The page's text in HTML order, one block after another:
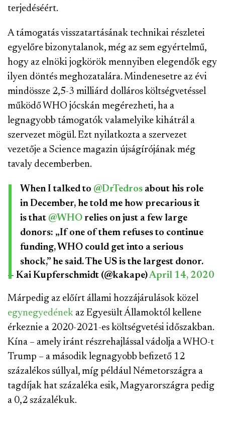
terjedéséért.
A támogatás visszatartásának technikai részletei
egyelőre bizonytalanok, még az sem egyértelmű,
hogy az elnöki jogkörök mennyiben elegendők egy
ilyen döntés meghozatalára. Mindenesetre az évi
mindössze 2,5-3 milliárd dolláros költségvetéssel
működő WHO jócskán megérezheti, ha a
legnagyobb támogatók valamelyike kihátrál a
szervezet mögül. Ezt nyilatkozta a szervezet
vezetője a Science magazin újságírójának még
tavaly decemberben.
When I talked to @DrTedros about his role
in December, he told me how precarious it
is that @WHO relies on just a few large
donors: „If one of them refuses to continue
funding, WHO could get into a serious
shock,” he said. The US is the largest donor.
— Kai Kupferschmidt (@kakape)April 14, 2020
Márpedig az előírt állami hozzájárulások közel
egynegyedének az Egyesült Államoktól kellene
érkeznie a 2020-2021-es költségvetési időszakban.
Kína – amely iránt részrehajlással vádolja a WHO-t
Trump – a második legnagyobb befizető 12
százalékos súllyal, míg például Németországra a
tagdíjak hat százaléka esik, Magyarországra pedig
a 0,2 százalékuk.